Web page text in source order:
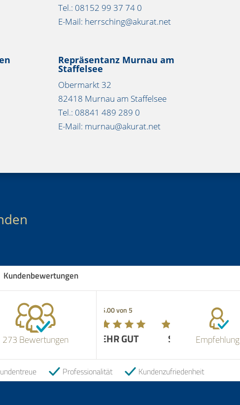
Tel.: 08152 99 37 74 0
E-Mail: herrsching@akurat.net
Repräsentanz Murnau am
Staffelsee
Obermarkt 32
82418 Murnau am Staffelsee
Tel.: 08841 489 289 0
E-Mail: murnau@akurat.net
Kundenbewertungen
273 Bewertungen
5.00 von 5
SEHR GUT Empfehlung
Professionalität Kundenzufriedenheit